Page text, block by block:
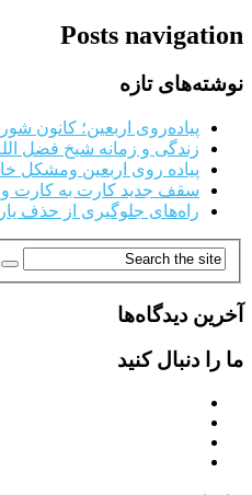
Posts navigation
نوشته‌های تازه
پیاده‌روی اربعین؛ کانون
زندگی و زمانه شیخ فضل
پیاده روی اربعین ومشکل
سقف جدید کارت به کارت و
راه‌های جلوگیری از حذف
آخرین دیدگاه‌ها
ما را دنبال کنید